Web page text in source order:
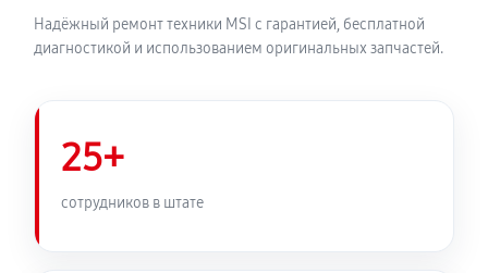
Надёжный ремонт техники MSI с гарантией, бесплатной
диагностикой и использованием оригинальных запчастей.
25+
сотрудников в штате